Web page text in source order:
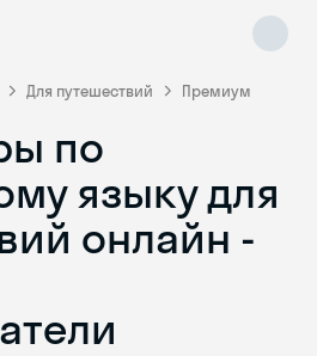
Для путешествий Премиум
по
языку для
онлайн -